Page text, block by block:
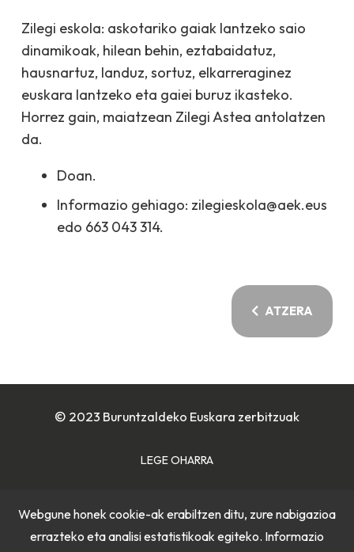
Zilegi eskola: askotariko gaiak lantzeko saio
dinamikoak, hilean behin, eztabaidatuz,
hausnartuz, landuz, sortuz, elkarreraginez
euskara lantzeko eta gaiei buruz ikasteko.
Horrez gain, maiatzean Zilegi Astea antolatzen
da.
Doan.
Informazio gehiago: zilegieskola@aek.eus
edo 663 043 314.
ATZERA
© 2023 Buruntzaldeko Euskara zerbitzuak
LEGE OHARRA
PRIBATUTASUN POLITIKA
Webgune honek cookie-ak erabiltzen ditu, zure nabigazioa
errazteko eta analisi estatistikoak egiteko. Informazio